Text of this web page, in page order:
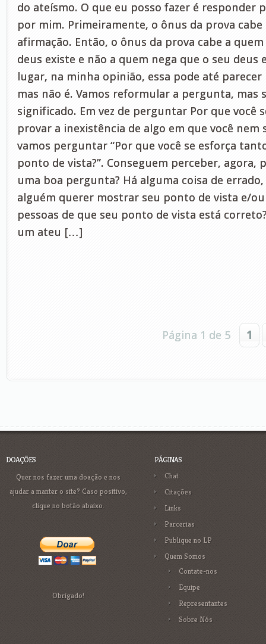
do ateísmo. O que eu posso fazer é responder
por mim. Primeiramente, o ônus da prova cabe
afirmação. Então, o ônus da prova cabe a
deus existe e não a quem nega que o seu deus
lugar, na minha opinião, essa pode até
mas não é. Vamos reformular a pergunta, mas
significado. Em vez de perguntar Por que você
provar a inexistência de algo em que você nem
vamos perguntar “Por que você se esforça
ponto de vista?”. Conseguem perceber, agora,
uma boa pergunta? Há alguma coisa de
alguém querer mostrar seu ponto de vista e/
pessoas de que seu ponto de vista está
um ateu […]
Página 1 de 5 1
DOAÇÕES
Quer nos fazer uma doação e nos
ajudar a manter o site? Caso positivo,
clique no botão abaixo.
Obrigado!
PÁGINAS
Chat
Citações
Links
Parcerias
Publique no LP
Quem Somos
Contate-nos
Equipe
Representantes
Sobre Nós